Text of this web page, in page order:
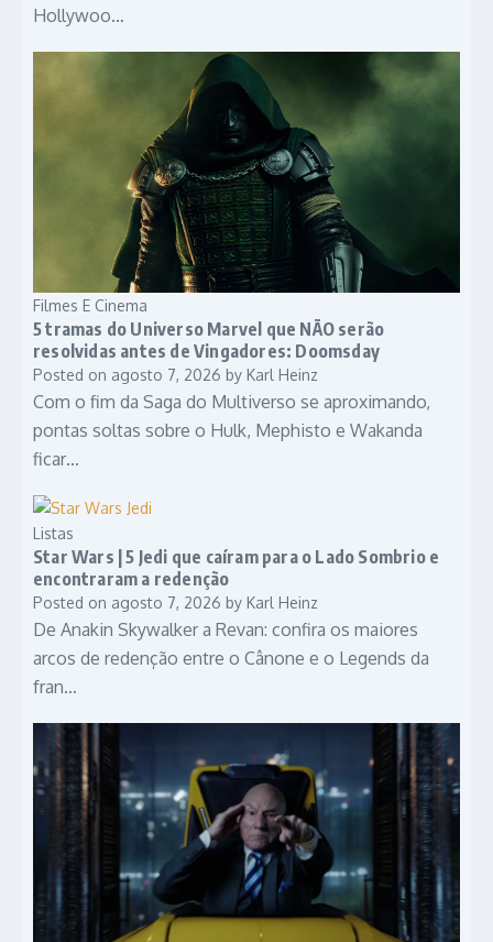
Hollywoo…
Filmes E Cinema
5 tramas do Universo Marvel que NÃO serão
resolvidas antes de Vingadores: Doomsday
Posted on agosto 7, 2026 by Karl Heinz
Com o fim da Saga do Multiverso se aproximando,
pontas soltas sobre o Hulk, Mephisto e Wakanda
ficar…
Listas
Star Wars | 5 Jedi que caíram para o Lado Sombrio e
encontraram a redenção
Posted on agosto 7, 2026 by Karl Heinz
De Anakin Skywalker a Revan: confira os maiores
arcos de redenção entre o Cânone e o Legends da
fran…